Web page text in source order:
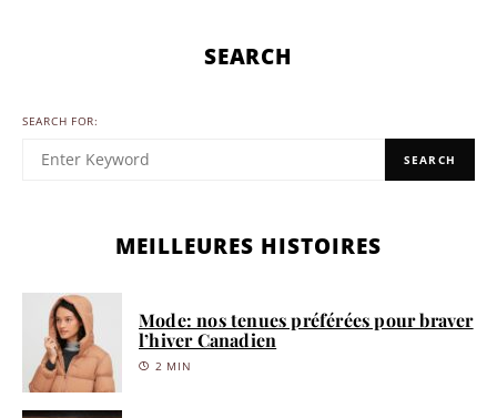
SEARCH
SEARCH FOR:
SEARCH
MEILLEURES HISTOIRES
Mode: nos tenues préférées pour braver
l’hiver Canadien
2 MIN